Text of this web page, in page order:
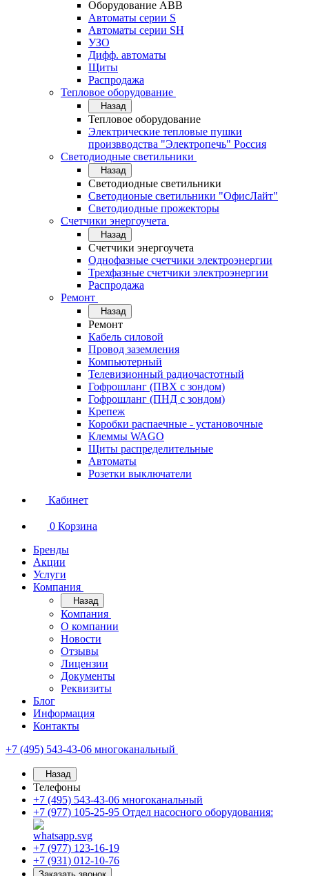
Оборудование АВВ
Автоматы серии S
Автоматы серии SH
УЗО
Дифф. автоматы
Щиты
Распродажа
Тепловое оборудование
Назад
Тепловое оборудование
Электрические тепловые пушки
произвводства "Электропечь" Россия
Светодиодные светильники
Назад
Светодиодные светильники
Светодионые светильники "ОфисЛайт"
Светодиодные прожекторы
Счетчики энергоучета
Назад
Счетчики энергоучета
Однофазные счетчики электроэнергии
Трехфазные счетчики электроэнергии
Распродажа
Ремонт
Назад
Ремонт
Кабель силовой
Провод заземления
Компьютерный
Телевизионный радиочастотный
Гофрошланг (ПВХ с зондом)
Гофрошланг (ПНД с зондом)
Крепеж
Коробки распаечные - установочные
Клеммы WAGO
Щиты распределительные
Автоматы
Розетки выключатели
Кабинет
0 Корзина
Бренды
Акции
Услуги
Компания
Назад
Компания
О компании
Новости
Отзывы
Лицензии
Документы
Реквизиты
Блог
Информация
Контакты
+7 (495) 543-43-06 многоканальный
Назад
Телефоны
+7 (495) 543-43-06 многоканальный
+7 (977) 105-25-95 Отдел насосного оборудования:
+7 (977) 123-16-19
+7 (931) 012-10-76